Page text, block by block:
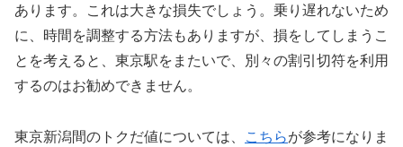
あります。これは大きな損失でしょう。乗り遅れないため
に、時間を調整する方法もありますが、損をしてしまうこ
とを考えると、東京駅をまたいで、別々の割引切符を利用
するのはお勧めできません。
東京新潟間のトクだ値については、 こちらが参考になりま